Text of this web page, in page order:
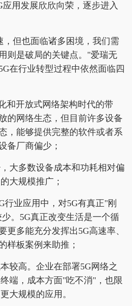
用发展欣欣向荣，逐步进入
，但也面临诸多困境，我们需
则是破局的关键点。"爱瑞无
在行业转型过程中依然面临四
和开放式网络架构时代的带
的网络生态，但目前许多设备
，能够提供完整的软件或者系
备厂商偏少；
大多数设备成本和功耗相对偏
大规模推广；
行业应用中，对5G有真正"刚
。5G真正改变生活是一个循
更多能充分发挥出5G高速率、
样板案例来助推；
较高。企业在部署5G网络之
端，成本方面"吃不消"，也限
大规模的应用。